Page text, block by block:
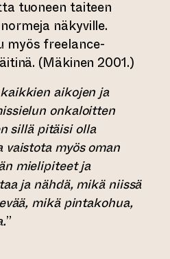
tuoneen taiteen
näkyville.
myös freelance-
(Mäkinen 2001.)
aikojen ja
onkaloitten
sillä pitäisi olla
myös oman
mielipiteet ja
ja nähdä, mikä niissä
mikä pintakohua,
”